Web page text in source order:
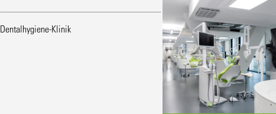
Dentalhygiene-Klinik